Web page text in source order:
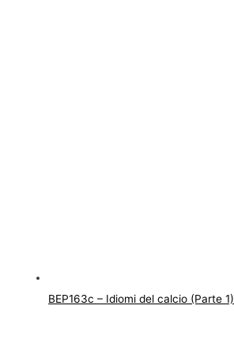
BEP163c – Idiomi del calcio (Parte 1)